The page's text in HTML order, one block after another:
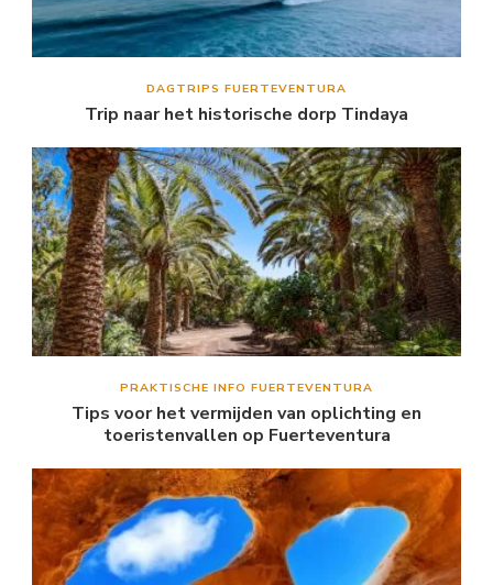
DAGTRIPS FUERTEVENTURA
Trip naar het historische dorp Tindaya
PRAKTISCHE INFO FUERTEVENTURA
Tips voor het vermijden van oplichting en
toeristenvallen op Fuerteventura